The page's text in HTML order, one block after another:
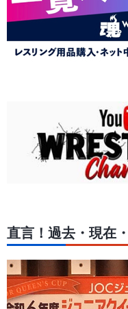
直言！過去・現在